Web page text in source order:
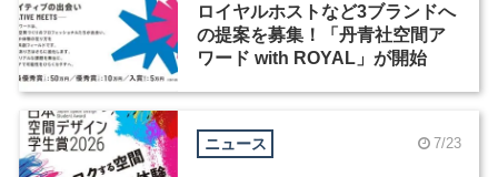
ロイヤルホストなど3ブランドへ
の提案を募集！「丹青社空間ア
ワード with ROYAL」が開始
ニュース 7/23